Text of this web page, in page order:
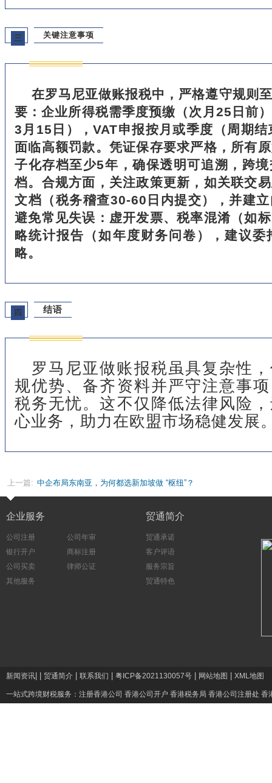
三 关键注意事项
在罗马尼亚做账报税中，严格遵守规则
要：企业所得税需季度预缴（次月25日前
3月15日），VAT申报按月或季度（周期
面临高额罚款。凭证保存要求严格，所有
子化存档至少5年，确保透明可追溯，跨
档。合规方面，关注政策更新，如关联交
文档（税务稽查30-60日内提交），并建
避免常见失误：虚开发票、税率混淆（如
略统计报告（如年度财务问卷），建议
略。
四 结语
罗马尼亚做账报税虽具复杂性
规优势、备齐资料并严守注意事
税务无忧。这不仅降低法律风险
心业务，助力在欧盟市场稳健发展
上一篇: 中企布局东南亚，为何都选新加坡做 “枢纽”？
企业服务
公司注册
公司年审
银行开户
商标注册
公司买卖
律师公证
其他服务
贸通简介
贸通承诺
客户评语
服务宗旨
贸通特色
新闻资讯 贸通简介 联系我们 粤ICP备2021130057号 网站地图 XML地图
一站式跨境财税服务： 注册香港公司 香港公司开户 香港税务局 香港公司注册处 香